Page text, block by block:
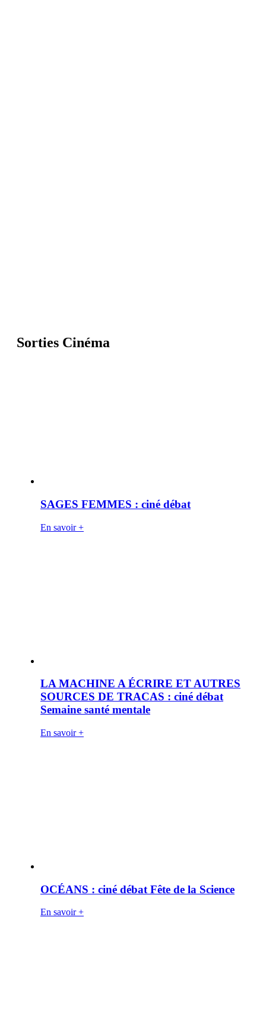
Sorties Cinéma
SAGES FEMMES : ciné débat
En savoir +
LA MACHINE A ÉCRIRE ET AUTRES
SOURCES DE TRACAS : ciné débat
Semaine santé mentale
En savoir +
OCÉANS : ciné débat Fête de la Science
En savoir +